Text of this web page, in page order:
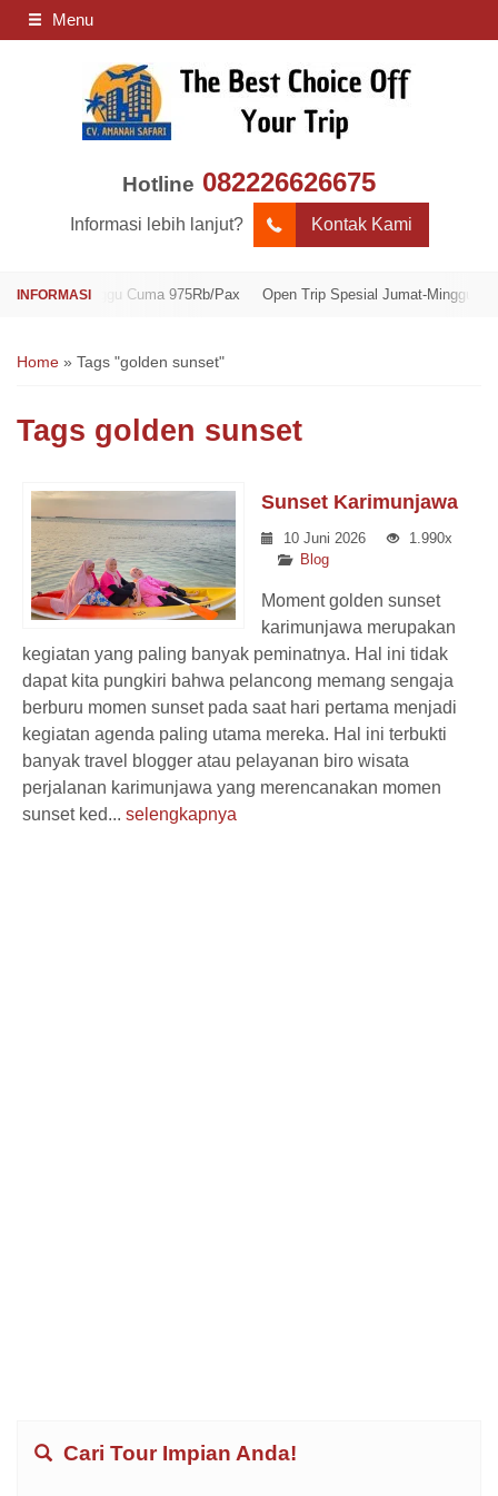
Menu
Hotline 082226626675
Informasi lebih lanjut? Kontak Kami
Minggu Cuma 975Rb/Pax Open Trip Spesial Jumat-Minggu Cuma
Home » Tags "golden sunset"
Tags golden sunset
Sunset Karimunjawa
10 Juni 2026
1.990x
Blog
Moment golden sunset
karimunjawa merupakan
kegiatan yang paling banyak peminatnya. Hal ini tidak
dapat kita pungkiri bahwa pelancong memang sengaja
berburu momen sunset pada saat hari pertama menjadi
kegiatan agenda paling utama mereka. Hal ini terbukti
banyak travel blogger atau pelayanan biro wisata
perjalanan karimunjawa yang merencanakan momen
sunset ked... selengkapnya
Cari Tour Impian Anda!